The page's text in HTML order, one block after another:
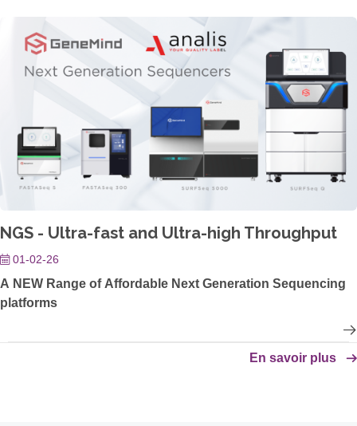
NGS - Ultra-fast and Ultra-high Throughput
01-02-26
A NEW Range of Affordable Next Generation Sequencing
platforms
En savoir plus